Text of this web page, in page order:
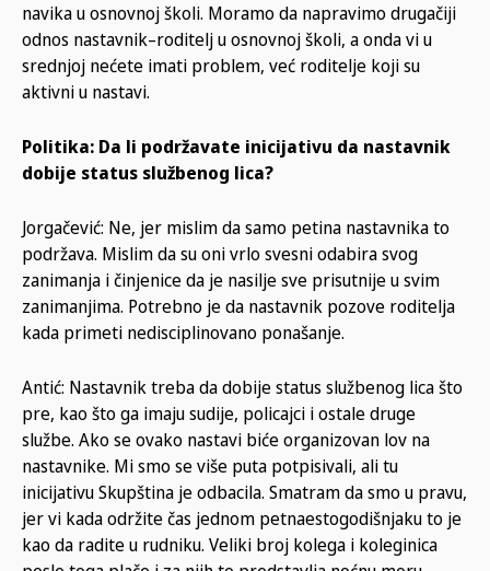
navika u osnovnoj školi. Moramo da napravimo drugačiji
odnos nastavnik–roditelj u osnovnoj školi, a onda vi u
srednjoj nećete imati problem, već roditelje koji su
aktivni u nastavi.
Politika: Da li podržavate inicijativu da nastavnik
dobije status službenog lica?
Jorgačević: Ne, jer mislim da samo petina nastavnika to
podržava. Mislim da su oni vrlo svesni odabira svog
zanimanja i činjenice da je nasilje sve prisutnije u svim
zanimanjima. Potrebno je da nastavnik pozove roditelja
kada primeti nedisciplinovano ponašanje.
Antić: Nastavnik treba da dobije status službenog lica što
pre, kao što ga imaju sudije, policajci i ostale druge
službe. Ako se ovako nastavi biće organizovan lov na
nastavnike. Mi smo se više puta potpisivali, ali tu
inicijativu Skupština je odbacila. Smatram da smo u pravu,
jer vi kada održite čas jednom petnaestogodišnjaku to je
kao da radite u rudniku. Veliki broj kolega i koleginica